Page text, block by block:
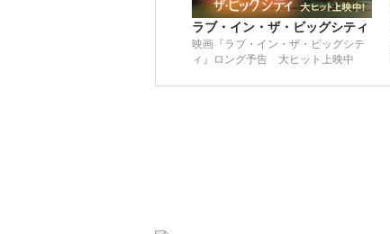
ラブ・イン・ザ・ビッグシティ
映画『ラブ・イン・ザ・ビッグシテ
ィ』ロング予告 大ヒット上映中